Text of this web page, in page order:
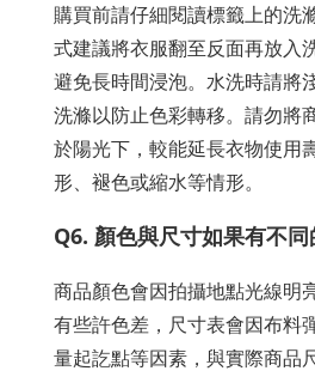
購買前請仔細閱讀標籤上的洗
式建議將衣服翻至反面再放入
避免長時間浸泡。水洗時請將
洗滌以防止色彩轉移。請勿將
於陽光下，較能延長衣物使用
形、褪色或縮水等情形。
Q6. 顏色與尺寸如果有不同
商品顏色會因拍攝地點光線明
有些許色差，尺寸表會因布料
量起訖點等因素，與實際商品